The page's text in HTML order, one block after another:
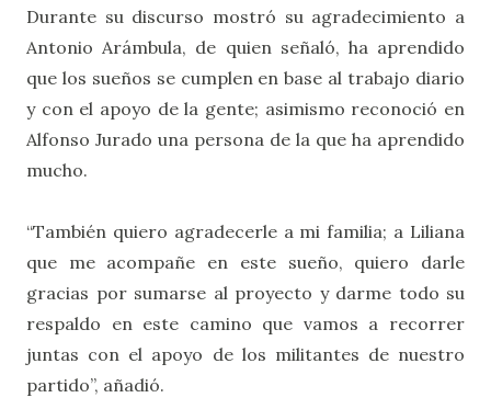
Durante su discurso mostró su agradecimiento a
Antonio Arámbula, de quien señaló, ha aprendido
que los sueños se cumplen en base al trabajo diario
y con el apoyo de la gente; asimismo reconoció en
Alfonso Jurado una persona de la que ha aprendido
mucho.
“También quiero agradecerle a mi familia; a Liliana
que me acompañe en este sueño, quiero darle
gracias por sumarse al proyecto y darme todo su
respaldo en este camino que vamos a recorrer
juntas con el apoyo de los militantes de nuestro
partido”, añadió.